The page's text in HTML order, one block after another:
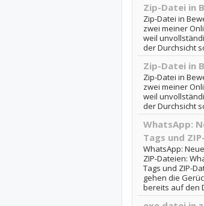
Zip-Datei in
Zip-Datei in
zwei meiner
weil
der Durchsicht
Zip-Datei in
Zip-Datei in
zwei meiner
weil
der Durchsicht
WhatsApp:
Tags und
WhatsApp:
ZIP-Dateien:
Tags und ZIP-
gehen die
bereits auf den